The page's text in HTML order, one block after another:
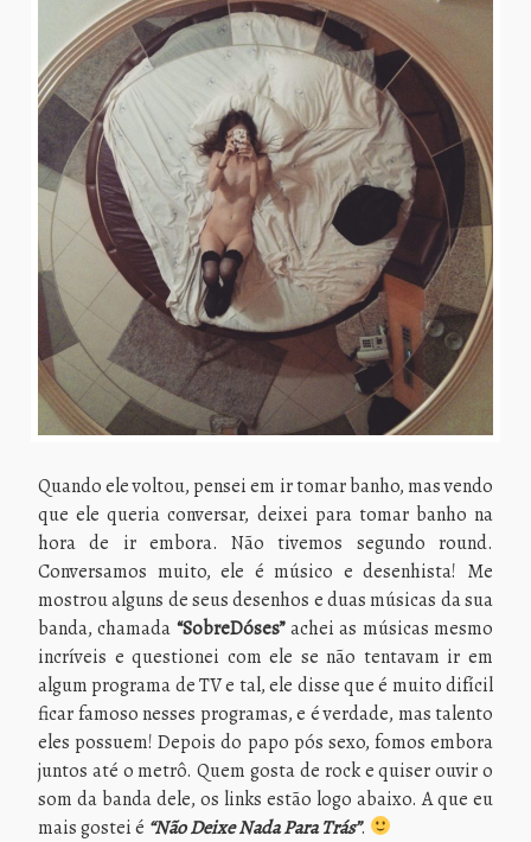
Quando ele voltou, pensei em ir tomar banho, mas vendo
que ele queria conversar, deixei para tomar banho na
hora de ir embora. Não tivemos segundo round.
Conversamos muito, ele é músico e desenhista! Me
mostrou alguns de seus desenhos e duas músicas da sua
banda, chamada “SobreDóses”achei as músicas mesmo
incríveis e questionei com ele se não tentavam ir em
algum programa de TV e tal, ele disse que é muito difícil
ficar famoso nesses programas, e é verdade, mas talento
eles possuem! Depois do papo pós sexo, fomos embora
juntos até o metrô. Quem gosta de rock e quiser ouvir o
som da banda dele, os links estão logo abaixo. A que eu
mais gostei é “Não Deixe Nada Para Trás”.